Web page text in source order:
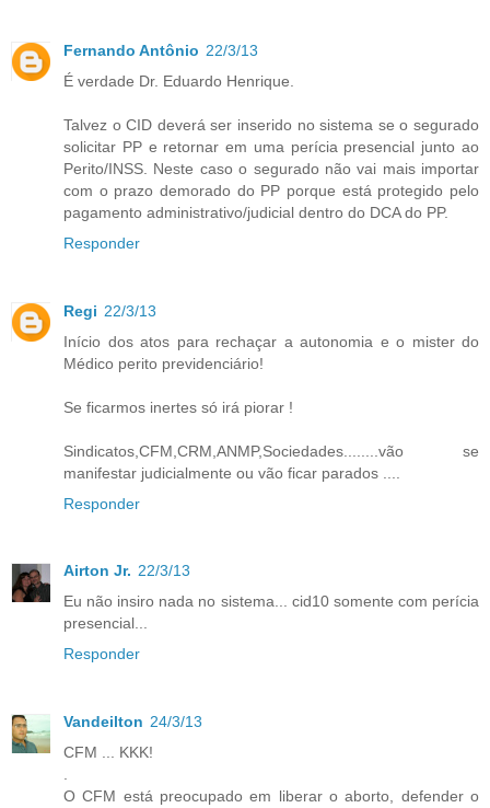
Fernando Antônio 22/3/13
É verdade Dr. Eduardo Henrique.
Talvez o CID deverá ser inserido no sistema se o segurado
solicitar PP e retornar em uma perícia presencial junto ao
Perito/INSS. Neste caso o segurado não vai mais importar
com o prazo demorado do PP porque está protegido pelo
pagamento administrativo/judicial dentro do DCA do PP.
Responder
Regi 22/3/13
Início dos atos para rechaçar a autonomia e o mister do
Médico perito previdenciário!
Se ficarmos inertes só irá piorar !
Sindicatos,CFM,CRM,ANMP,Sociedades........vão se
manifestar judicialmente ou vão ficar parados ....
Responder
Airton Jr. 22/3/13
Eu não insiro nada no sistema... cid10 somente com perícia
presencial...
Responder
Vandeilton 24/3/13
CFM ... KKK!
.
O CFM está preocupado em liberar o aborto, defender o